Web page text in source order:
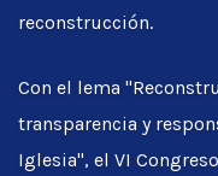
reconstrucción.
Con el lema
transparencia y
Iglesia", el VI